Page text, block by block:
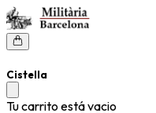
Cistella
Tu carrito está vacio